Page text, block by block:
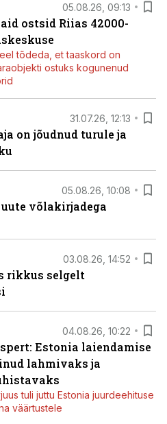
05.08.26, 09:13
ostsid Riias 42000-
tõdeda, et taaskord on
ostuks kogunenud
31.07.26, 12:13
on jõudnud turule ja
05.08.26, 10:08
võlakirjadega
03.08.26, 14:52
rikkus selgelt
04.08.26, 10:22
Estonia laiendamise
lahmivaks ja
tuli juttu Estonia juurdeehituse
väärtustele